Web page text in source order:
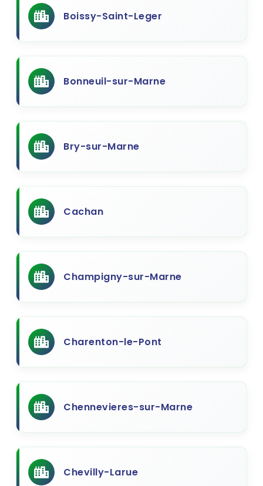
Boissy-Saint-Leger
Bonneuil-sur-Marne
Bry-sur-Marne
Cachan
Champigny-sur-Marne
Charenton-le-Pont
Chennevieres-sur-Marne
Chevilly-Larue